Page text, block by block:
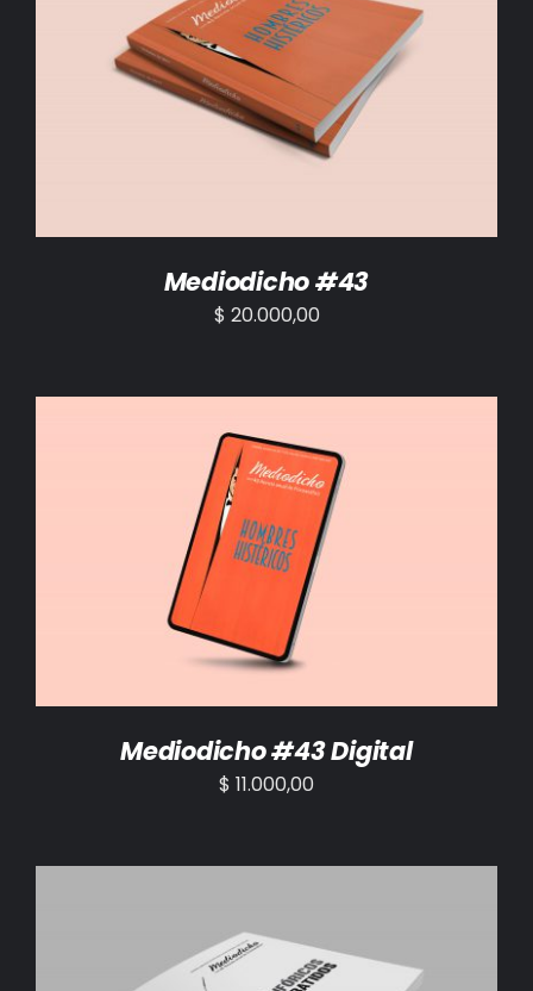
AÑADIR AL CARRITO DETALLES
Mediodicho #43
$ 20.000,00
AÑADIR AL CARRITO /
Mediodicho #43 Digital
$ 11.000,00